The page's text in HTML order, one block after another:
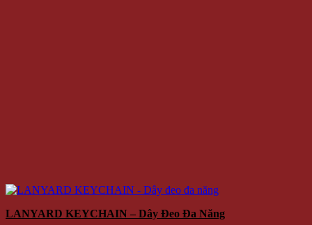
LANYARD KEYCHAIN – Dây Đeo Đa Năng